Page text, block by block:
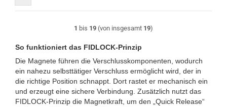
1 bis 19 (von insgesamt 19)
So funktioniert das FIDLOCK-Prinzip
Die Magnete führen die Verschlusskomponenten, wodurch
ein nahezu selbsttätiger Verschluss ermöglicht wird, der in
die richtige Position schnappt. Dort rastet er mechanisch ein
und erzeugt eine sichere Verbindung. Zusätzlich nutzt das
FIDLOCK-Prinzip die Magnetkraft, um den „Quick Release“